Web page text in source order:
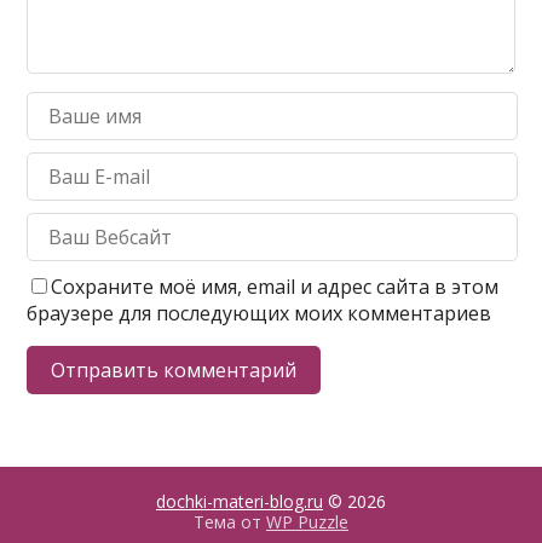
Сохраните моё имя, email и адрес сайта в этом
браузере для последующих моих комментариев
dochki-materi-blog.ru © 2026
Тема от WP Puzzle